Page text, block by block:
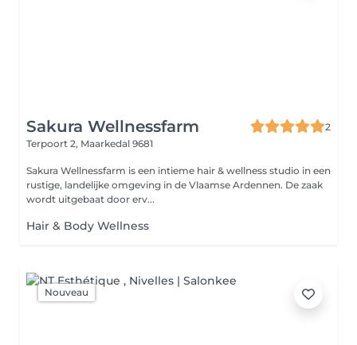
Sakura Wellnessfarm
2
Terpoort 2, Maarkedal 9681
Sakura Wellnessfarm is een intieme hair & wellness studio in een
rustige, landelijke omgeving in de Vlaamse Ardennen. De zaak
wordt uitgebaat door erv...
Hair & Body Wellness
Nouveau